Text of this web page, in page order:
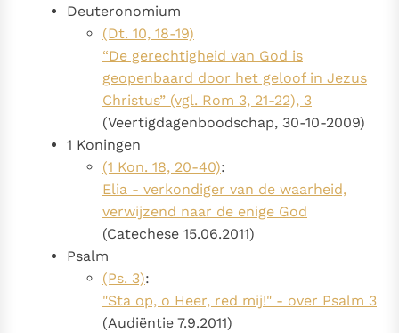
Deuteronomium
(Dt. 10, 18-19)
“De gerechtigheid van God is
geopenbaard door het geloof in Jezus
Christus” (vgl. Rom 3, 21-22), 3
(Veertigdagenboodschap, 30-10-2009)
1 Koningen
(1 Kon. 18, 20-40):
Elia - verkondiger van de waarheid,
verwijzend naar de enige God
(Catechese 15.06.2011)
Psalm
(Ps. 3):
"Sta op, o Heer, red mij!" - over Psalm 3
(Audiëntie 7.9.2011)